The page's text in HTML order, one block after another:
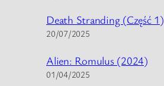
Death Stranding (Część 1)
20/07/2025
Alien: Romulus (2024)
01/04/2025